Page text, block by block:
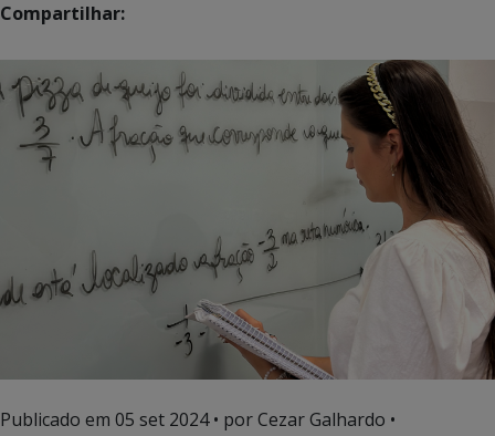
Compartilhar:
Publicado em 05 set 2024• por Cezar Galhardo •